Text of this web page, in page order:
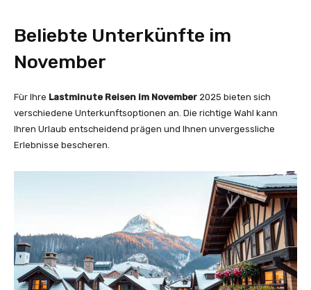
Beliebte Unterkünfte im
November
Für Ihre Lastminute Reisen im November 2025 bieten sich
verschiedene Unterkunftsoptionen an. Die richtige Wahl kann
Ihren Urlaub entscheidend prägen und Ihnen unvergessliche
Erlebnisse bescheren.